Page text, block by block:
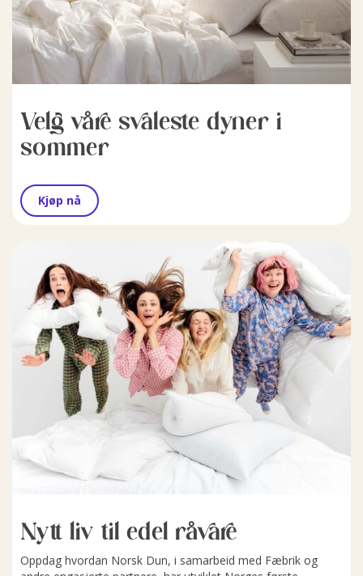
Velg våre svaleste dyner i
sommer
Kjøp nå
Nytt liv til edel råvare
Oppdag hvordan Norsk Dun, i samarbeid med Fæbrik og